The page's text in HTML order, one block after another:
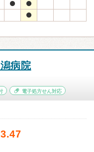
病院
電子処方せん対応
3.47